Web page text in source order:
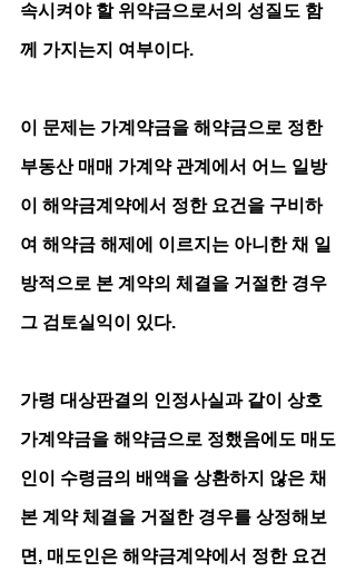
속시켜야 할 위약금으로서의 성질도 함
께 가지는지 여부이다.
이 문제는 가계약금을 해약금으로 정한
부동산 매매 가계약 관계에서 어느 일방
이 해약금계약에서 정한 요건을 구비하
여 해약금 해제에 이르지는 아니한 채 일
방적으로 본 계약의 체결을 거절한 경우
그 검토실익이 있다.
가령 대상판결의 인정사실과 같이 상호
가계약금을 해약금으로 정했음에도 매도
인이 수령금의 배액을 상환하지 않은 채
본 계약 체결을 거절한 경우를 상정해보
면, 매도인은 해약금계약에서 정한 요건